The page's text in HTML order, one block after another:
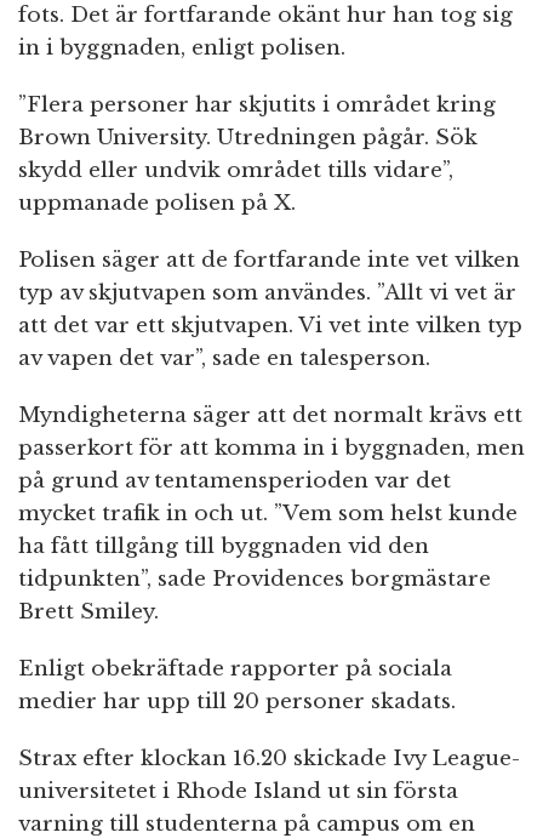
fots. Det är fortfarande okänt hur han tog sig
in i byggnaden, enligt polisen.
”Flera personer har skjutits i området kring
Brown University. Utredningen pågår. Sök
skydd eller undvik området tills vidare”,
uppmanade polisen på X.
Polisen säger att de fortfarande inte vet vilken
typ av skjutvapen som användes. ”Allt vi vet är
att det var ett skjutvapen. Vi vet inte vilken typ
av vapen det var”, sade en talesperson.
Myndigheterna säger att det normalt krävs ett
passerkort för att komma in i byggnaden, men
på grund av tentamensperioden var det
mycket trafik in och ut. ”Vem som helst kunde
ha fått tillgång till byggnaden vid den
tidpunkten”, sade Providences borgmästare
Brett Smiley.
Enligt obekräftade rapporter på sociala
medier har upp till 20 personer skadats.
Strax efter klockan 16.20 skickade Ivy League-
universitetet i Rhode Island ut sin första
varning till studenterna på campus om en